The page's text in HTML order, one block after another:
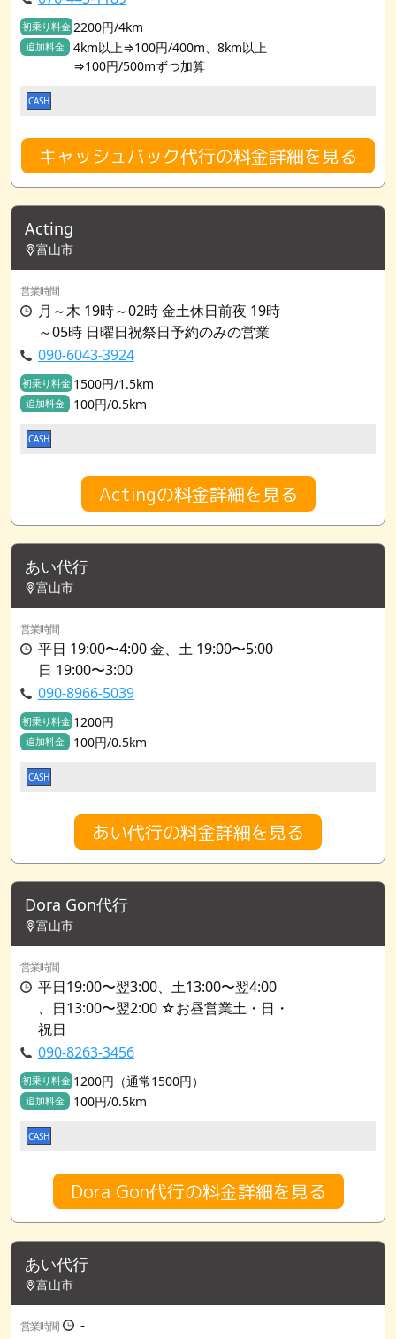
初乗り料金 2200円/4km
追加料金
4km以上⇒100円/400m、8km以上
⇒100円/500mずつ加算
CASH
キャッシュバック代行の料金詳細を見る
Acting
富山市
営業時間
月～木 19時～02時 金土休日前夜 19時
～05時 日曜日祝祭日予約のみの営業
090-6043-3924
初乗り料金 1500円/1.5km
追加料金 100円/0.5km
CASH
Actingの料金詳細を見る
あい代行
富山市
営業時間
平日 19:00〜4:00 金、土 19:00〜5:00
日 19:00〜3:00
090-8966-5039
初乗り料金 1200円
追加料金 100円/0.5km
CASH
あい代行の料金詳細を見る
Dora Gon代行
富山市
営業時間
平日19:00〜翌3:00、土13:00〜翌4:00
、日13:00〜翌2:00 ☆お昼営業土・日・
祝日
090-8263-3456
初乗り料金 1200円（通常1500円）
追加料金 100円/0.5km
CASH
Dora Gon代行の料金詳細を見る
あい代行
富山市
営業時間
-